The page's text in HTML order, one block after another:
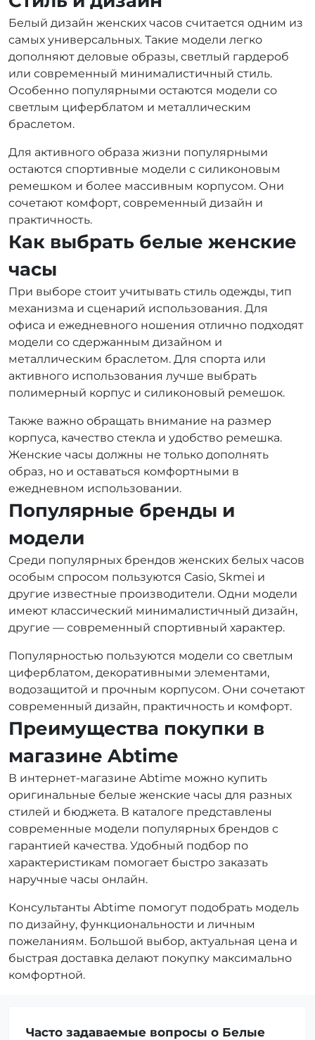
Белый дизайн женских часов считается одним из
самых универсальных. Такие модели легко
дополняют деловые образы, светлый гардероб
или современный минималистичный стиль.
Особенно популярными остаются модели со
светлым циферблатом и металлическим
браслетом.
Для активного образа жизни популярными
остаются спортивные модели с силиконовым
ремешком и более массивным корпусом. Они
сочетают комфорт, современный дизайн и
практичность.
Как выбрать белые женские
часы
При выборе стоит учитывать стиль одежды, тип
механизма и сценарий использования. Для
офиса и ежедневного ношения отлично подходят
модели со сдержанным дизайном и
металлическим браслетом. Для спорта или
активного использования лучше выбрать
полимерный корпус и силиконовый ремешок.
Также важно обращать внимание на размер
корпуса, качество стекла и удобство ремешка.
Женские часы должны не только дополнять
образ, но и оставаться комфортными в
ежедневном использовании.
Популярные бренды и
модели
Среди популярных брендов женских белых часов
особым спросом пользуются Casio, Skmei и
другие известные производители. Одни модели
имеют классический минималистичный дизайн,
другие — современный спортивный характер.
Популярностью пользуются модели со светлым
циферблатом, декоративными элементами,
водозащитой и прочным корпусом. Они сочетают
современный дизайн, практичность и комфорт.
Преимущества покупки в
магазине Abtime
В интернет-магазине Abtime можно купить
оригинальные белые женские часы для разных
стилей и бюджета. В каталоге представлены
современные модели популярных брендов с
гарантией качества. Удобный подбор по
характеристикам помогает быстро заказать
наручные часы онлайн.
Консультанты Abtime помогут подобрать модель
по дизайну, функциональности и личным
пожеланиям. Большой выбор, актуальная цена и
быстрая доставка делают покупку максимально
комфортной.
Часто задаваемые вопросы о Белые